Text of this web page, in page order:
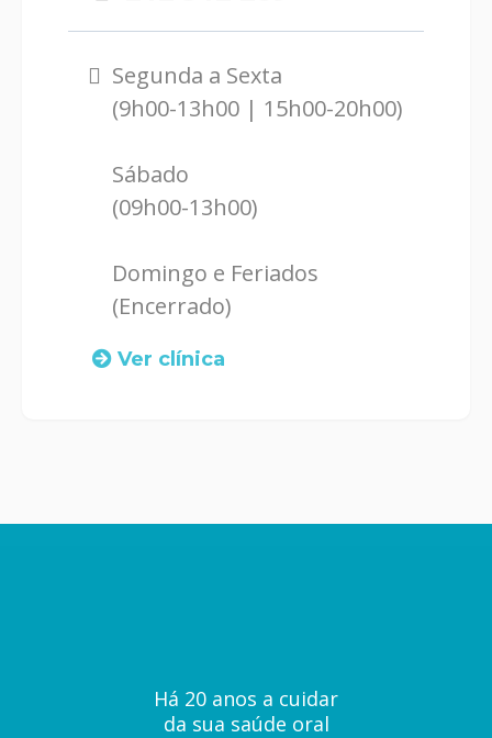
Segunda a Sexta
(9h00-13h00 | 15h00-20h00)
Sábado
(09h00-13h00)
Domingo e Feriados
(Encerrado)
Ver clínica
Há 20 anos a cuidar
da sua saúde oral